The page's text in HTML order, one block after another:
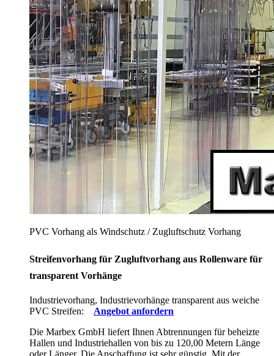
PVC Vorhang als Windschutz / Zugluftschutz Vorhang
Streifenvorhang für Zugluftvorhang aus Rollenware für
transparent Vorhänge
Industrievorhang, Industrievorhänge transparent aus weiche
PVC Streifen:
Angebot anfordern
Die Marbex GmbH liefert Ihnen Abtrennungen für beheizte
Hallen und Industriehallen von bis zu 120,00 Metern Länge
oder Länger. Die Anschaffung ist sehr günstig. Mit der